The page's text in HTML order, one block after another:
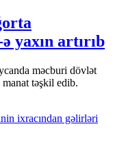
yaxın artırıb
məcburi dövlət
manat təşkil edib.